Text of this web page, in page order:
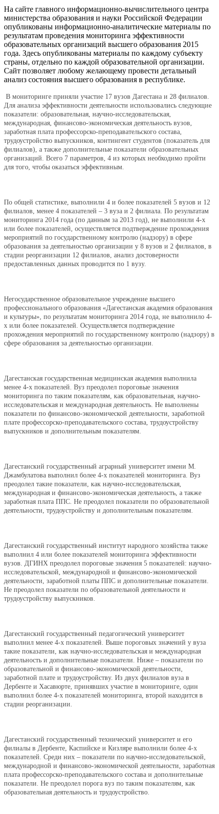
На сайте главного информационно-вычислительного центра
министерства образования и науки Российской Федерации
опубликованы информационно-аналитические материалы по
результатам проведения мониторинга эффективности
образовательных организаций высшего образования 2015
года. Здесь опубликованы материалы по каждому субъекту
страны, отдельно по каждой образовательной организации.
Сайт позволяет любому желающему провести детальный
анализ состояния высшего образования в республике.
В мониторинге приняли участие 17 вузов Дагестана и 28 филиалов.
Для анализа эффективности деятельности использовались следующие
показатели: образовательная, научно-исследовательская,
международная, финансово-экономическая деятельность вузов,
заработная плата профессорско-преподавательского состава,
трудоустройство выпускников, контингент студентов (показатель для
филиалов), а также дополнительные показатели образовательных
организаций. Всего 7 параметров, 4 из которых необходимо пройти
для того, чтобы оказаться эффективным.
По общей статистике, выполнили 4 и более показателей 5 вузов и 12
филиалов, менее 4 показателей – 3 вуза и 2 филиала. По результатам
мониторинга 2014 года (по данным за 2013 год), не выполнили 4-х
или более показателей, осуществляется подтверждение прохождения
мероприятий по государственному контролю (надзору) в сфере
образования за деятельностью организации у 8 вузов и 2 филиалов, в
стадии реорганизации 12 филиалов, анализ достоверности
предоставленных данных проводится по 1 вузу.
Негосударственное образовательное учреждение высшего
профессионального образования «Дагестанская академия образования
и культуры», по результатам мониторинга 2014 года, не выполнило 4-
х или более показателей. Осуществляется подтверждение
прохождения мероприятий по государственному контролю (надзору) в
сфере образования за деятельностью организации.
Дагестанская государственная медицинская академия выполнила
менее 4-х показателей. Вуз преодолел пороговые значения
мониторинга по таким показателям, как образовательная, научно-
исследовательская и международная деятельность. Не выполнены
показатели по финансово-экономической деятельности, заработной
плате профессорско-преподавательского состава, трудоустройству
выпускников и дополнительным показателям.
Дагестанский государственный аграрный университет имени М.
Джамбулатова выполнил более 4-х показателей мониторинга. Вуз
преодолел такие показатели, как научно-исследовательская,
международная и финансово-экономическая деятельность, а также
заработная плата ППС. Не преодолел показатели по образовательной
деятельности, трудоустройству и дополнительным показателям.
Дагестанский государственный институт народного хозяйства также
выполнил 4 или более показателей мониторинга эффективности
вузов. ДГИНХ преодолел пороговые значения 5 показателей: научно-
исследовательской, международной и финансово-экономической
деятельности, заработной платы ППС и дополнительные показатели.
Не преодолел показатели по образовательной деятельности и
трудоустройству выпускников.
Дагестанский государственный педагогический университет
выполнил менее 4-х показателей. Выше пороговых значений у вуза
такие показатели, как научно-исследовательская и международная
деятельность и дополнительные показатели. Ниже – показатели по
образовательной и финансово-экономической деятельности,
заработной плате и трудоустройству. Из двух филиалов вуза в
Дербенте и Хасавюрте, принявших участие в мониторинге, один
выполнил более 4-х показателей мониторинга, второй находится в
стадии реорганизации.
Дагестанский государственный технический университет и его
филиалы в Дербенте, Каспийске и Кизляре выполнили более 4-х
показателей. Среди них – показатели по научно-исследовательской,
международной и финансово-экономической деятельности, заработная
плата профессорско-преподавательского состава и дополнительные
показатели. Не преодолел порога вуз по таким показателям, как
образовательная деятельность и трудоустройство.